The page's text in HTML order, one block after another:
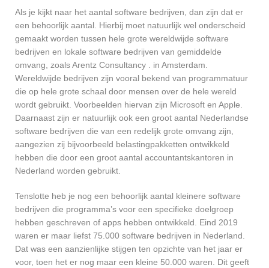
Als je kijkt naar het aantal software bedrijven, dan zijn dat er
een behoorlijk aantal. Hierbij moet natuurlijk wel onderscheid
gemaakt worden tussen hele grote wereldwijde software
bedrijven en lokale software bedrijven van gemiddelde
omvang, zoals Arentz Consultancy . in Amsterdam.
Wereldwijde bedrijven zijn vooral bekend van programmatuur
die op hele grote schaal door mensen over de hele wereld
wordt gebruikt. Voorbeelden hiervan zijn Microsoft en Apple.
Daarnaast zijn er natuurlijk ook een groot aantal Nederlandse
software bedrijven die van een redelijk grote omvang zijn,
aangezien zij bijvoorbeeld belastingpakketten ontwikkeld
hebben die door een groot aantal accountantskantoren in
Nederland worden gebruikt.
Tenslotte heb je nog een behoorlijk aantal kleinere software
bedrijven die programma’s voor een specifieke doelgroep
hebben geschreven of apps hebben ontwikkeld. Eind 2019
waren er maar liefst 75.000 software bedrijven in Nederland.
Dat was een aanzienlijke stijgen ten opzichte van het jaar er
voor, toen het er nog maar een kleine 50.000 waren. Dit geeft